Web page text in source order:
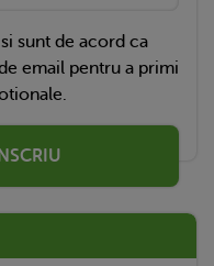
sunt de acord ca
email pentru a primi